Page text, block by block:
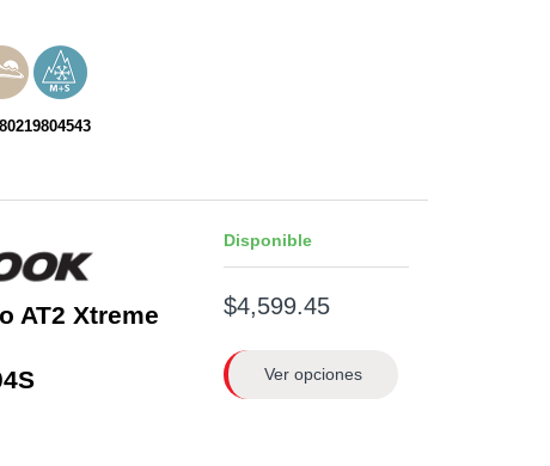
AT2 Xtreme
Disponible
$4,599.45
Ver opciones